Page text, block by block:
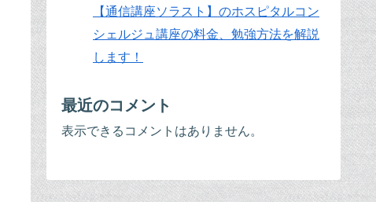
【通信講座ソラスト】のホスピタルコン
シェルジュ講座の料金、勉強方法を解説
します！
最近のコメント
表示できるコメントはありません。